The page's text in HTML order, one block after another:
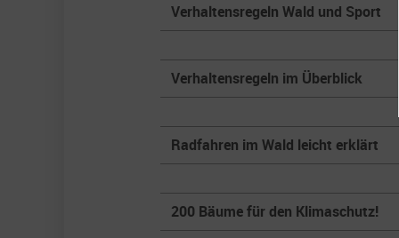
Verhaltensregeln Wald und Sport
Verhaltensregeln im Überblick
Radfahren im Wald leicht erklärt
200 Bäume für den Klimaschutz!